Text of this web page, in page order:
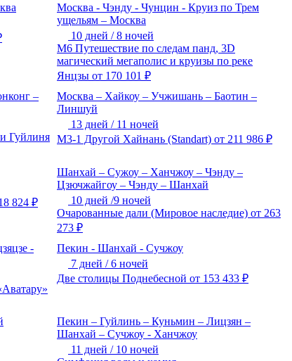
Москва - Чэнду - Чунцин - Круиз по Трем
ущельям – Москва
10 дней / 8 ночей
М6 Путешествие по следам панд, 3D
магический мегаполис и круизы по реке
Янцзы от 170 101 ₽
–
Гуйлиня
Москва – Хайкоу – Учжишань – Баотин –
Линшуй
13 дней / 11 ночей
М3-1 Другой Хайнань (Standart) от 211 986 ₽
824 ₽
Шанхай – Сужоу – Ханчжоу – Чэнду –
Цзючжайгоу – Чэнду – Шанхай
10 дней /9 ночей
Очарованные дали (Мировое наследие) от 263
273 ₽
-
Пекин - Шанхай - Сучжоу
7 дней / 6 ночей
Две столицы Поднебесной от 153 433 ₽
Пекин – Гуйлинь – Куньмин – Лицзян –
Шанхай – Сучжоу - Ханчжоу
11 дней / 10 ночей